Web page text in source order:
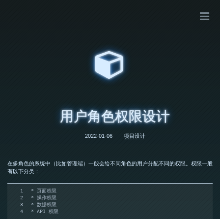
用户角色权限设计
2022-01-06 项目设计
在多角色的系统中（比如管理端）一般会给不同角色的用户分配不同的权限。权限一般
有以下分类：
1
2
3
4
* 页面权限
* 操作权限
* 数据权限
* API 权限